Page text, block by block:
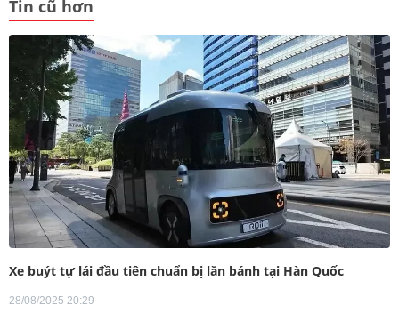
Tin cũ hơn
Xe buýt tự lái đầu tiên chuẩn bị lăn bánh tại Hàn Quốc
28/08/2025 20:29